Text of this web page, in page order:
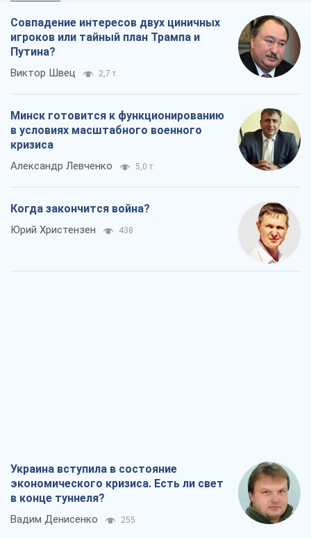
Совпадение интересов двух циничных
игроков или тайный план Трампа и
Путина?
Виктор Швец 2,7 т.
Минск готовится к функционированию
в условиях масштабного военного
кризиса
Александр Левченко 5,0 т.
Когда закончится война?
Юрий Христензен 438
Украина вступила в состояние
экономического кризиса. Есть ли свет
в конце туннеля?
Вадим Денисенко 255